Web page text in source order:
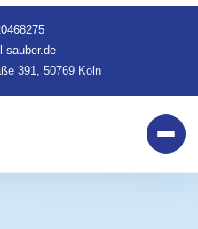
sauber.de
391, 50769 Köln